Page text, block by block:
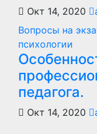
Окт 14, 2020
Вопросы на
психологии
педагога.
Окт 14, 2020